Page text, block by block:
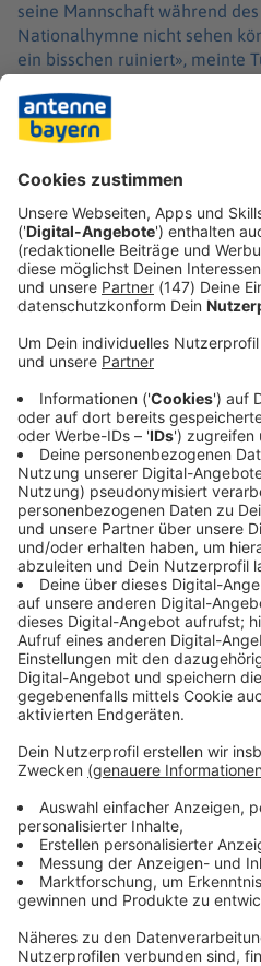
seine Mannschaft während
Nationalhymne nicht sehen
ein bisschen ruiniert», meinte
Bei der Hymne «God save the
zum Schluss» mitsingen, hatte
Auftakt gesagt. Er müsse sich
verdienen. Der erste Schritt
Immer auf
Verpass' nichts mehr -
ANTENNE BAYERN
Lifestyle oder unsere
Zum